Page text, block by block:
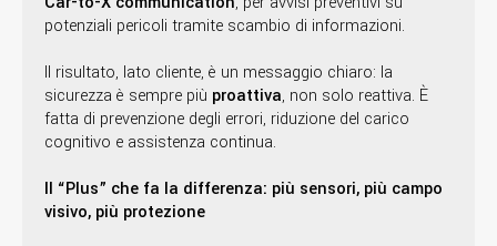
potenziali pericoli tramite scambio di informazioni.
Il risultato, lato cliente, è un messaggio chiaro: la
sicurezza è sempre più proattiva, non solo reattiva. È
fatta di prevenzione degli errori, riduzione del carico
cognitivo e assistenza continua.
Il “Plus” che fa la differenza: più sensori, più campo
visivo, più protezione